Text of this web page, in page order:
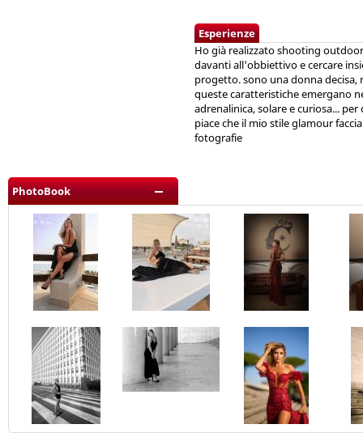
Esperienze
Ho già realizzato shooting
davanti all'obbiettivo e cercare
progetto. sono una donna
queste caratteristiche emergano
adrenalinica, solare e curiosa...
piace che il mio stile glamour
fotografie
PhotoBook